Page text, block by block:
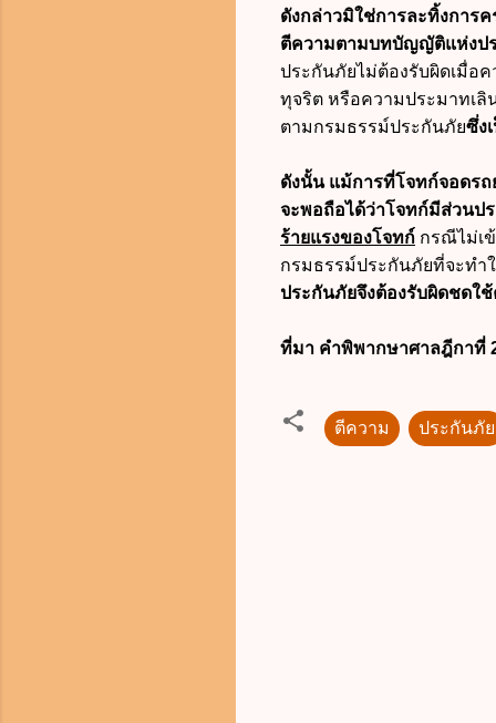
ดังกล่าวมิใช่การละทิ้งการ
ตีความตามบทบัญญัติแห่งป
ประกันภัยไม่ต้องรับผิดเมื่อ
ทุจริต หรือความประมาทเลิ
ตามกรมธรรม์ประกันภัยซึ่ง
ดังนั้น แม้การที่โจทก์จอดร
จะพอถือได้ว่าโจทก์มีส่วนป
ร้ายแรงของโจทก์ กรณีไม่เ
กรมธรรม์ประกันภัยที่จะทำ
ประกันภัยจึงต้องรับผิดชดใ
ที่มา คำพิพากษาศาลฎีกาที่
ตีความ ประกันภัย